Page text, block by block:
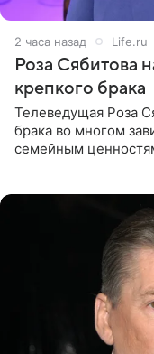
2 часа назад Life.ru
Роза Сябитова
крепкого брака
Телеведущая Роза
брака во многом
семейным